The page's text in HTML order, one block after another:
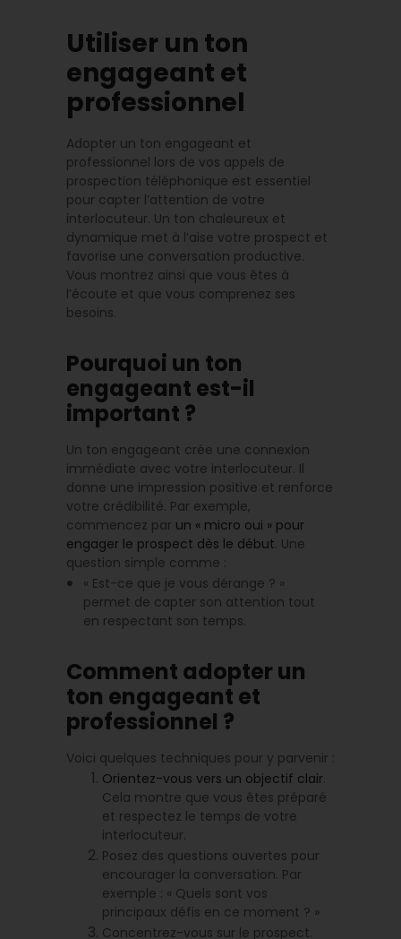
Utiliser un ton
engageant et
professionnel
Adopter un ton engageant et
professionnel lors de vos appels de
prospection téléphonique est essentiel
pour capter l’attention de votre
interlocuteur. Un ton chaleureux et
dynamique met à l’aise votre prospect et
favorise une conversation productive.
Vous montrez ainsi que vous êtes à
l’écoute et que vous comprenez ses
besoins.
Pourquoi un ton
engageant est-il
important ?
Un ton engageant crée une connexion
immédiate avec votre interlocuteur. Il
donne une impression positive et renforce
votre crédibilité. Par exemple,
commencez par un « micro oui » pour
engager le prospect dès le début. Une
question simple comme :
« Est-ce que je vous dérange ? »
permet de capter son attention tout
en respectant son temps.
Comment adopter un
ton engageant et
professionnel ?
Voici quelques techniques pour y parvenir :
Orientez-vous vers un objectif clair.
Cela montre que vous êtes préparé
et respectez le temps de votre
interlocuteur.
Posez des questions ouvertes pour
encourager la conversation. Par
exemple : « Quels sont vos
principaux défis en ce moment ? »
Concentrez-vous sur le prospect.